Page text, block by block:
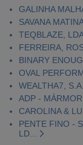
GALINHA
SAVANA
TEQBLAZE,
FERREIRA,
BINARY
OVAL
WEALTHA7, S.A.
ADP -
CAROLINA &
PENTE FINO -
LD...